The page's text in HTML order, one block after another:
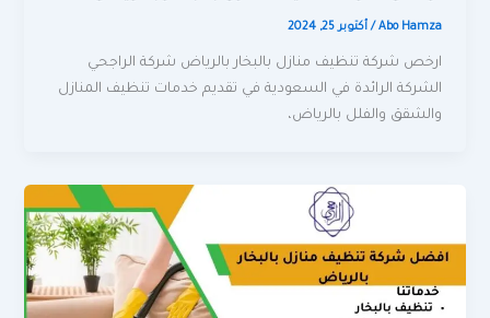
Abo Hamza
/أكتوبر 25, 2024
ارخص شركة تنظيف منازل بالبخار بالرياض شركة الراجحي
الشركة الرائدة في السعودية في تقديم خدمات تنظيف المنازل
والشقق والفلل بالرياض،